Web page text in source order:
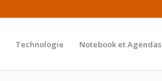
Technologie Notebook et Agendas